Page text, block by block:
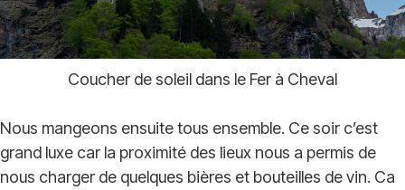
Coucher de soleil dans le Fer à Cheval
Nous mangeons ensuite tous ensemble. Ce soir c’est
grand luxe car la proximité des lieux nous a permis de
nous charger de quelques bières et bouteilles de vin. Ca